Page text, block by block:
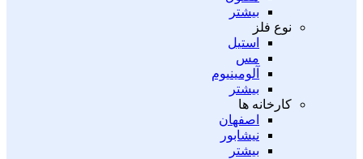
بیشتر
نوع فلز
استیل
مس
آلومینیوم
بیشتر
کارخانه ها
اصفهان
نیشابور
بیشتر